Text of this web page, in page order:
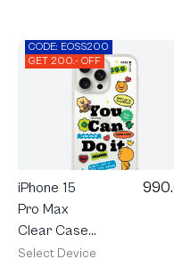
CODE: EOSS200
GET 200.- OFF
iPhone 15
Pro Max
Clear Case
Kakao
Select Device